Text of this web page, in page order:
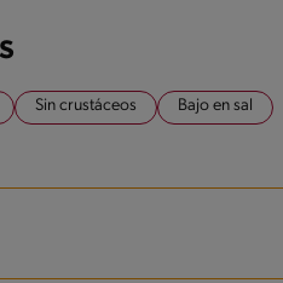
Sin crustáceos
Bajo en sal